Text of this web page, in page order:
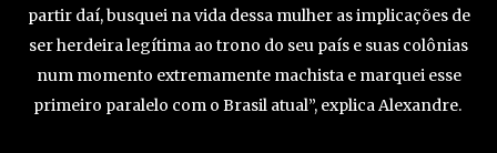
partir daí, busquei na vida dessa mulher as implicações de
ser herdeira legítima ao trono do seu país e suas colônias
num momento extremamente machista e marquei esse
primeiro paralelo com o Brasil atual”, explica Alexandre.